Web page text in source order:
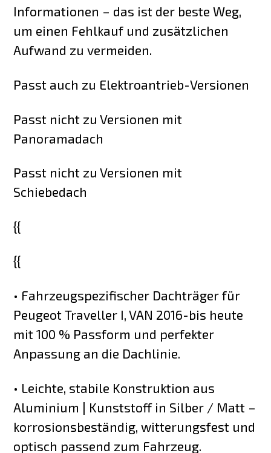
Informationen – das ist der beste Weg,
um einen Fehlkauf und zusätzlichen
Aufwand zu vermeiden.
Passt auch zu Elektroantrieb-Versionen
Passt nicht zu Versionen mit
Panoramadach
Passt nicht zu Versionen mit
Schiebedach
{{
{{
• Fahrzeugspezifischer Dachträger für
Peugeot Traveller I, VAN 2016-bis heute
mit 100 % Passform und perfekter
Anpassung an die Dachlinie.
• Leichte, stabile Konstruktion aus
Aluminium | Kunststoff in Silber / Matt –
korrosionsbeständig, witterungsfest und
optisch passend zum Fahrzeug.